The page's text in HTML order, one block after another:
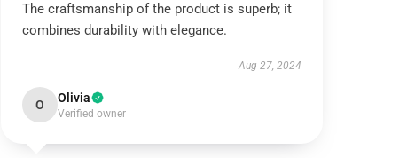
The craftsmanship of the product is superb; it
combines durability with elegance.
Aug 27, 2024
O Olivia
Verified owner